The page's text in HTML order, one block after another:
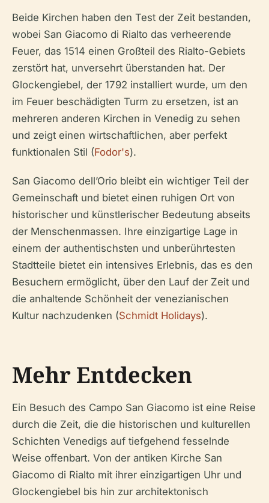
Beide Kirchen haben den Test der Zeit bestanden,
wobei San Giacomo di Rialto das verheerende
Feuer, das 1514 einen Großteil des Rialto-Gebiets
zerstört hat, unversehrt überstanden hat. Der
Glockengiebel, der 1792 installiert wurde, um den
im Feuer beschädigten Turm zu ersetzen, ist an
mehreren anderen Kirchen in Venedig zu sehen
und zeigt einen wirtschaftlichen, aber perfekt
funktionalen Stil (Fodor's).
San Giacomo dell’Orio bleibt ein wichtiger Teil der
Gemeinschaft und bietet einen ruhigen Ort von
historischer und künstlerischer Bedeutung abseits
der Menschenmassen. Ihre einzigartige Lage in
einem der authentischsten und unberührtesten
Stadtteile bietet ein intensives Erlebnis, das es den
Besuchern ermöglicht, über den Lauf der Zeit und
die anhaltende Schönheit der venezianischen
Kultur nachzudenken (Schmidt Holidays).
Mehr Entdecken
Ein Besuch des Campo San Giacomo ist eine Reise
durch die Zeit, die die historischen und kulturellen
Schichten Venedigs auf tiefgehend fesselnde
Weise offenbart. Von der antiken Kirche San
Giacomo di Rialto mit ihrer einzigartigen Uhr und
Glockengiebel bis hin zur architektonisch